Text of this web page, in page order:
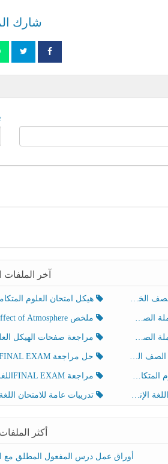
شارك
آخر الملفات
هيكل امتحان العلوم المتكاملة الصف الخامس
الثالث ملخص Effect of Atmosphere حسب الهيكل الوزاري العلوم المتكاملة الصف الخامس انسبير الفصل الثالث
الثالث مراجعة صفحات الهيكل العلوم المتكاملة
الثالث حل مراجعة FINAL EXAMاللغة الإنجليزية الصف الخامس الفصل الثالث
الثالث مراجعة FINAL EXAMاللغة الإنجليزية الصف الخامس الفصل الثالث
تدريبات عامة للامتحان اللغة
أكثر
أوراق عمل درس المفعول المطلق